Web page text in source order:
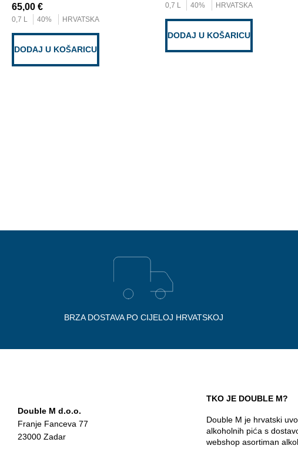
65,00 €
0,7 L 40% HRVATSKA
DODAJ U KOŠARICU
0,7 L 40% HRVATSKA
DODAJ U KOŠARICU
BRZA DOSTAVA PO CIJELOJ HRVATSKOJ
Double M d.o.o.
Franje Fanceva 77
23000 Zadar
TKO JE DOUBLE M?
Double M je hrvatski
alkoholnih pića s
webshop asortiman